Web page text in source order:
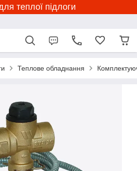
теплої підлоги
Теплове обладнання